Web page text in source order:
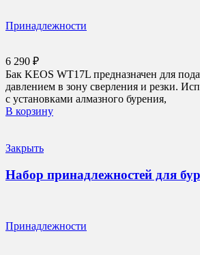
Принадлежности
6 290 ₽
Бак KEOS WT17L предназначен для
давлением в зону сверления и резки.
с установками алмазного бурения,
В корзину
Закрыть
Набор принадлежностей для
Принадлежности